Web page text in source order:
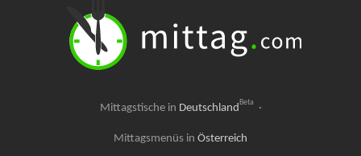
Mittagstische in DeutschlandBeta ·
Mittagsmenüs in Österreich